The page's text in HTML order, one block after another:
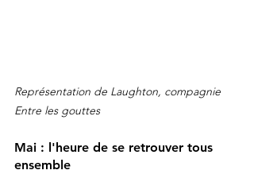
Représentation de Laughton, compagnie
Entre les gouttes
Mai : l'heure de se retrouver tous
ensemble